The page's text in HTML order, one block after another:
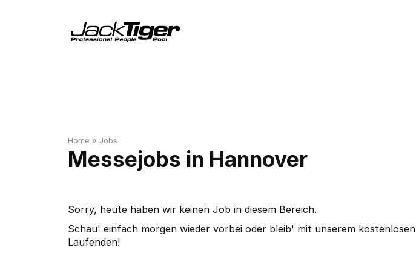
Home » Jobs
Messejobs in Hannover
Sorry, heute haben wir keinen Job in diesem Bereich.
Schau' einfach morgen wieder vorbei oder bleib' mit unserem kostenlosen
Laufenden!